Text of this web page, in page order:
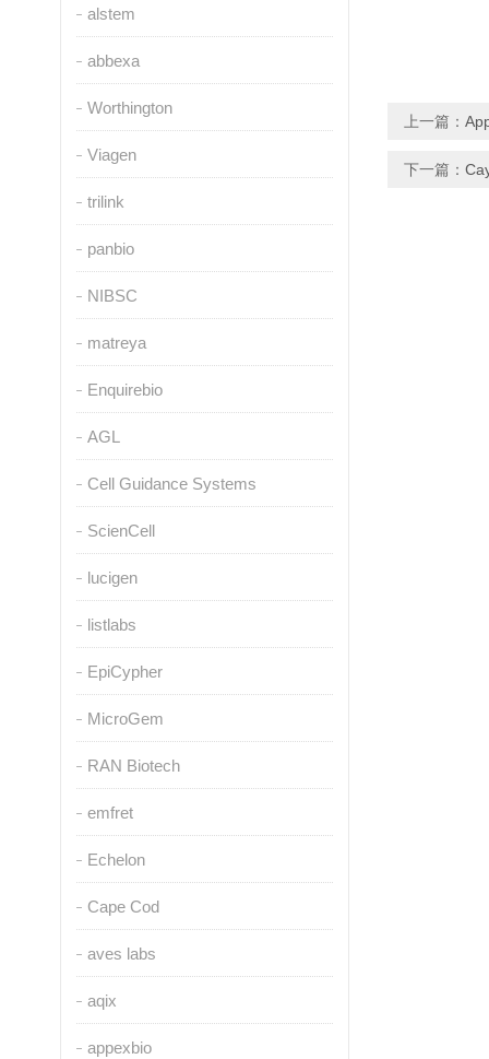
alstem
abbexa
Worthington
Viagen
trilink
panbio
NIBSC
matreya
Enquirebio
AGL
Cell Guidance Systems
ScienCell
lucigen
listlabs
EpiCypher
MicroGem
RAN Biotech
emfret
Echelon
Cape Cod
aves labs
aqix
appexbio
上一篇：
下一篇：